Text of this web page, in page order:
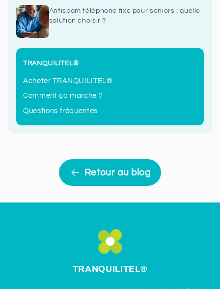
Antispam téléphone fixe pour seniors : quelle
solution choisir ?
TRANQUILITEL®
Acheter TRANQUILITEL®
Comment ça marche ?
Questions fréquentes
Retour au blog
TRANQUILITEL®